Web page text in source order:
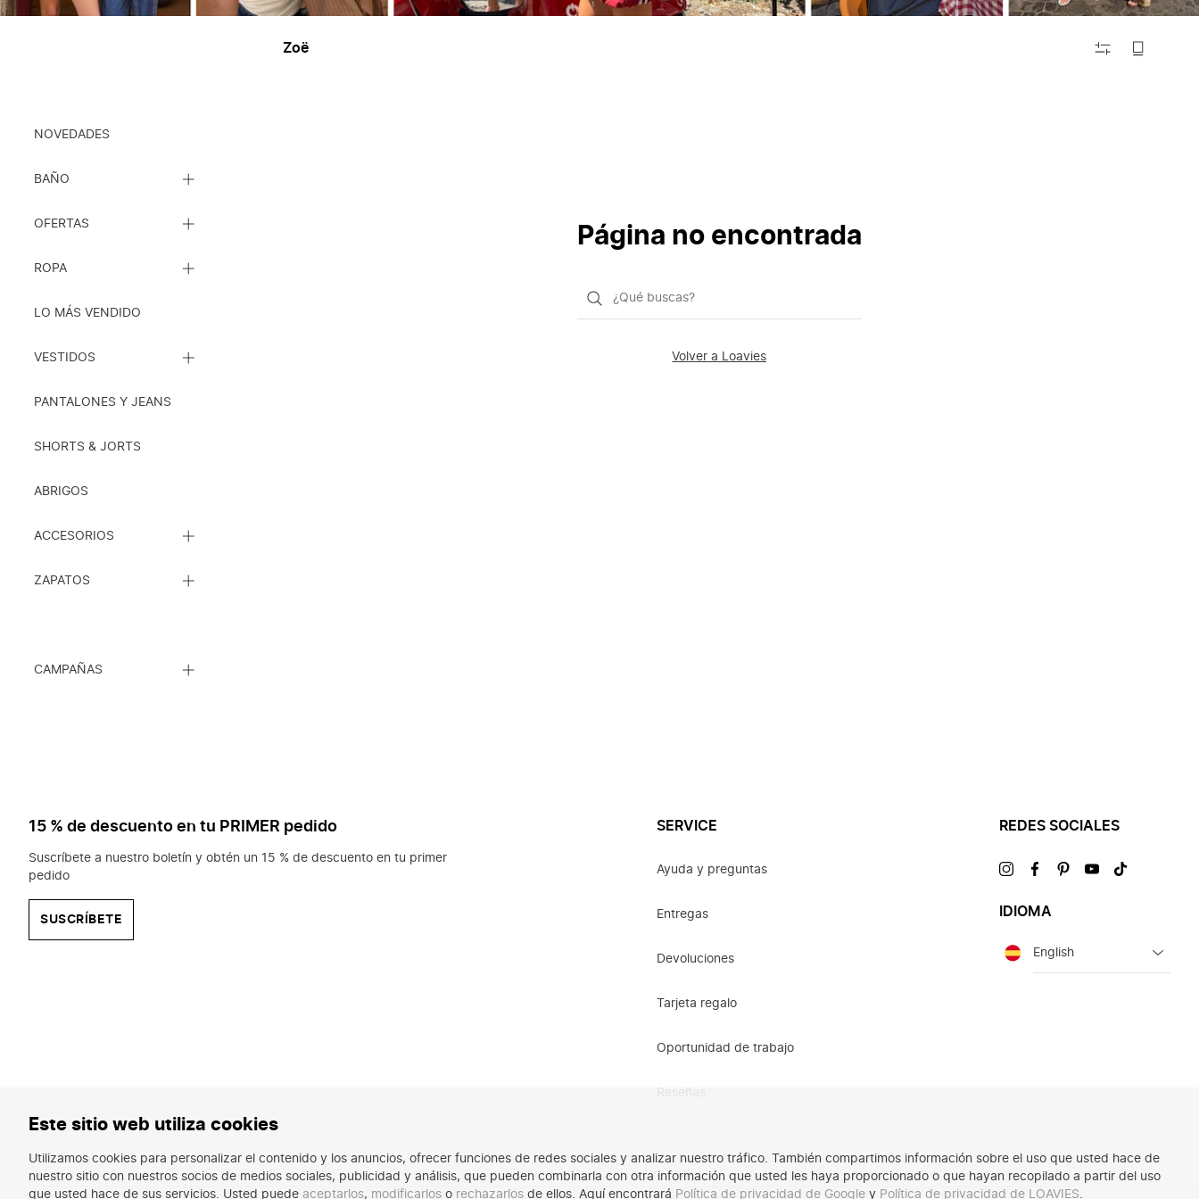
Este sitio web utiliza cookies
Utilizamos cookies para personalizar el contenido y los anuncios, ofrecer funciones de redes sociales y analizar nuestro tráfico. También compartimos información sobre el uso que usted hace de
nuestro sitio con nuestros socios de medios sociales, publicidad y análisis, que pueden combinarla con otra información que usted les haya proporcionado o que hayan recopilado a partir del uso
que usted hace de sus servicios. Usted puede aceptarlos, modificarlos o rechazarlos de ellos. Aquí encontrará Política de privacidad de Google y Política de privacidad de LOAVIES.
NOVEDADES
BAÑO
LISTA
SUBCATEGORÍAS
OFERTAS
LISTA
SUBCATEGORÍAS
ROPA
LISTA
LO MÁS VENDIDO
VESTIDOS
LISTA
PANTALONES Y JEANS
SHORTS & JORTS
ABRIGOS
ACCESORIOS
LISTA
SUBCATEGORÍAS
ZAPATOS
LISTA
CAMPAÑAS
LISTA
Zoë
FILTRAR
Página no encontrada
¿Qué
Volver a Loavies
15 % de descuento en tu PRIMER pedido
Suscríbete a nuestro boletín y obtén un 15 % de descuento en tu primer
pedido
SUSCRÍBETE
SERVICE
Ayuda y preguntas
Entregas
Devoluciones
Tarjeta regalo
Oportunidad de trabajo
REDES SOCIALES
VisítanosVisítanosVisítanosVisítanosVisítanos
IDIOMA
Idioma